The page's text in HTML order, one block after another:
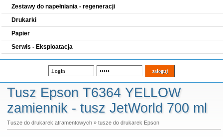
Zestawy do napełniania - regeneracji
Drukarki
Papier
Serwis - Eksploatacja
Tusz Epson T6364 YELLOW
zamiennik - tusz JetWorld 700 ml
Tusze do drukarek atramentowych» tusze do drukarek Epson